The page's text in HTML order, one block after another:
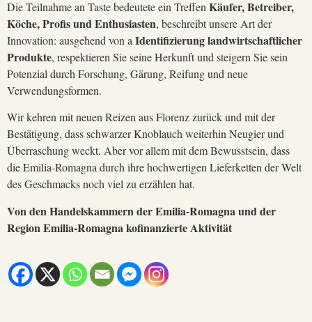
Die Teilnahme an Taste bedeutete ein Treffen Käufer, Betreiber,
Köche, Profis und Enthusiasten, beschreibt unsere Art der
Innovation: ausgehend von a Identifizierung landwirtschaftlicher
Produkte, respektieren Sie seine Herkunft und steigern Sie sein
Potenzial durch Forschung, Gärung, Reifung und neue
Verwendungsformen.
Wir kehren mit neuen Reizen aus Florenz zurück und mit der
Bestätigung, dass schwarzer Knoblauch weiterhin Neugier und
Überraschung weckt. Aber vor allem mit dem Bewusstsein, dass
die Emilia-Romagna durch ihre hochwertigen Lieferketten der Welt
des Geschmacks noch viel zu erzählen hat.
Von den Handelskammern der Emilia-Romagna und der
Region Emilia-Romagna kofinanzierte Aktivität